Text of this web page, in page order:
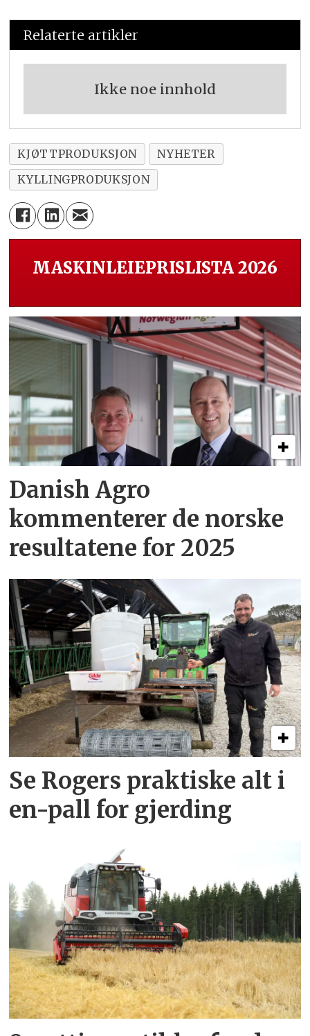
Relaterte artikler
Ikke noe innhold
KJØTTPRODUKSJON
NYHETER
KYLLINGPRODUKSJON
MASKINLEIEPRISLISTA 2026
Danish Agro
kommenterer de norske
resultatene for 2025
Se Rogers praktiske alt i
en-pall for gjerding